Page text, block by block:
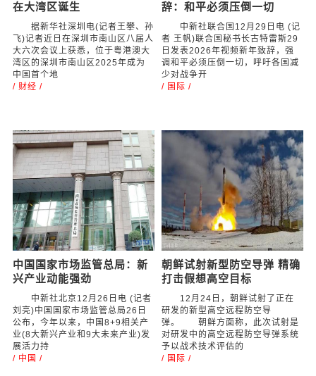
在大湾区诞生
据新华社深圳电(记者王攀、孙
飞)记者近日在深圳市南山区八届人
大六次会议上获悉，位于粤港澳大
湾区的深圳市南山区2025年成为
中国首个地
/ 财经 /
辞：和平必须压倒一切
中新社联合国12月29日电 (记
者 王帆)联合国秘书长古特雷斯29
日发表2026年视频新年致辞，强
调和平必须压倒一切，呼吁各国减
少对战争开
/ 国际 /
中国国家市场监管总局：新
兴产业动能强劲
中新社北京12月26日电 (记者
刘亮)中国国家市场监管总局26日
公布，今年以来，中国8+9相关产
业(8大新兴产业和9大未来产业)发
展活力持
/ 中国 /
朝鲜试射新型防空导弹 精确
打击假想高空目标
12月24日，朝鲜试射了正在
研发的新型高空远程防空导
弹。 朝鲜方面称，此次试射是
对研发中的高空远程防空导弹系统
予以战术技术评估的
/ 国际 /